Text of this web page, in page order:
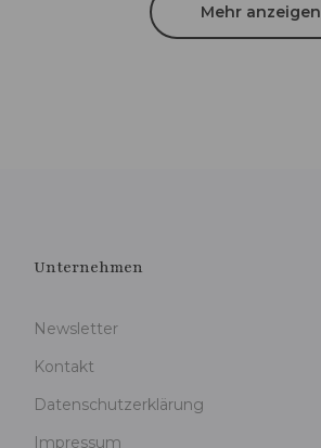
Mehr anzeigen
Unternehmen
Newsletter
Kontakt
Datenschutzerklärung
Impressum